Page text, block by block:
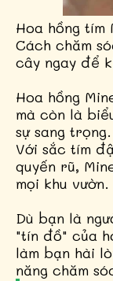
Hoa hồng tím
Cách chăm
cây ngay để
Hoa hồng
mà còn là
sự sang trọng.
Với sắc tím
quyến rũ,
mọi khu vườn.
Dù bạn là
"tín đồ" của
làm bạn hài
năng chăm